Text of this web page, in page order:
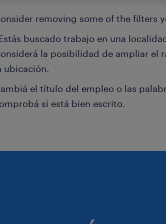
removing some of the filters
buscado trabajo en una
la posibilidad de ampliar el
ubicación.
el título del empleo o las
si está bien escrito.